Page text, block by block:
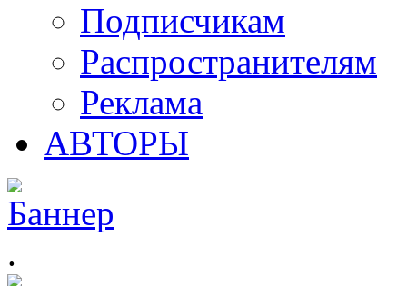
Подписчикам
Распространителям
Реклама
АВТОРЫ
.